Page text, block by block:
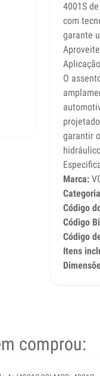
4001S
com
garante
Aplicação
O
garantir
Marca:
Código
Código
Código
Itens
comprou: